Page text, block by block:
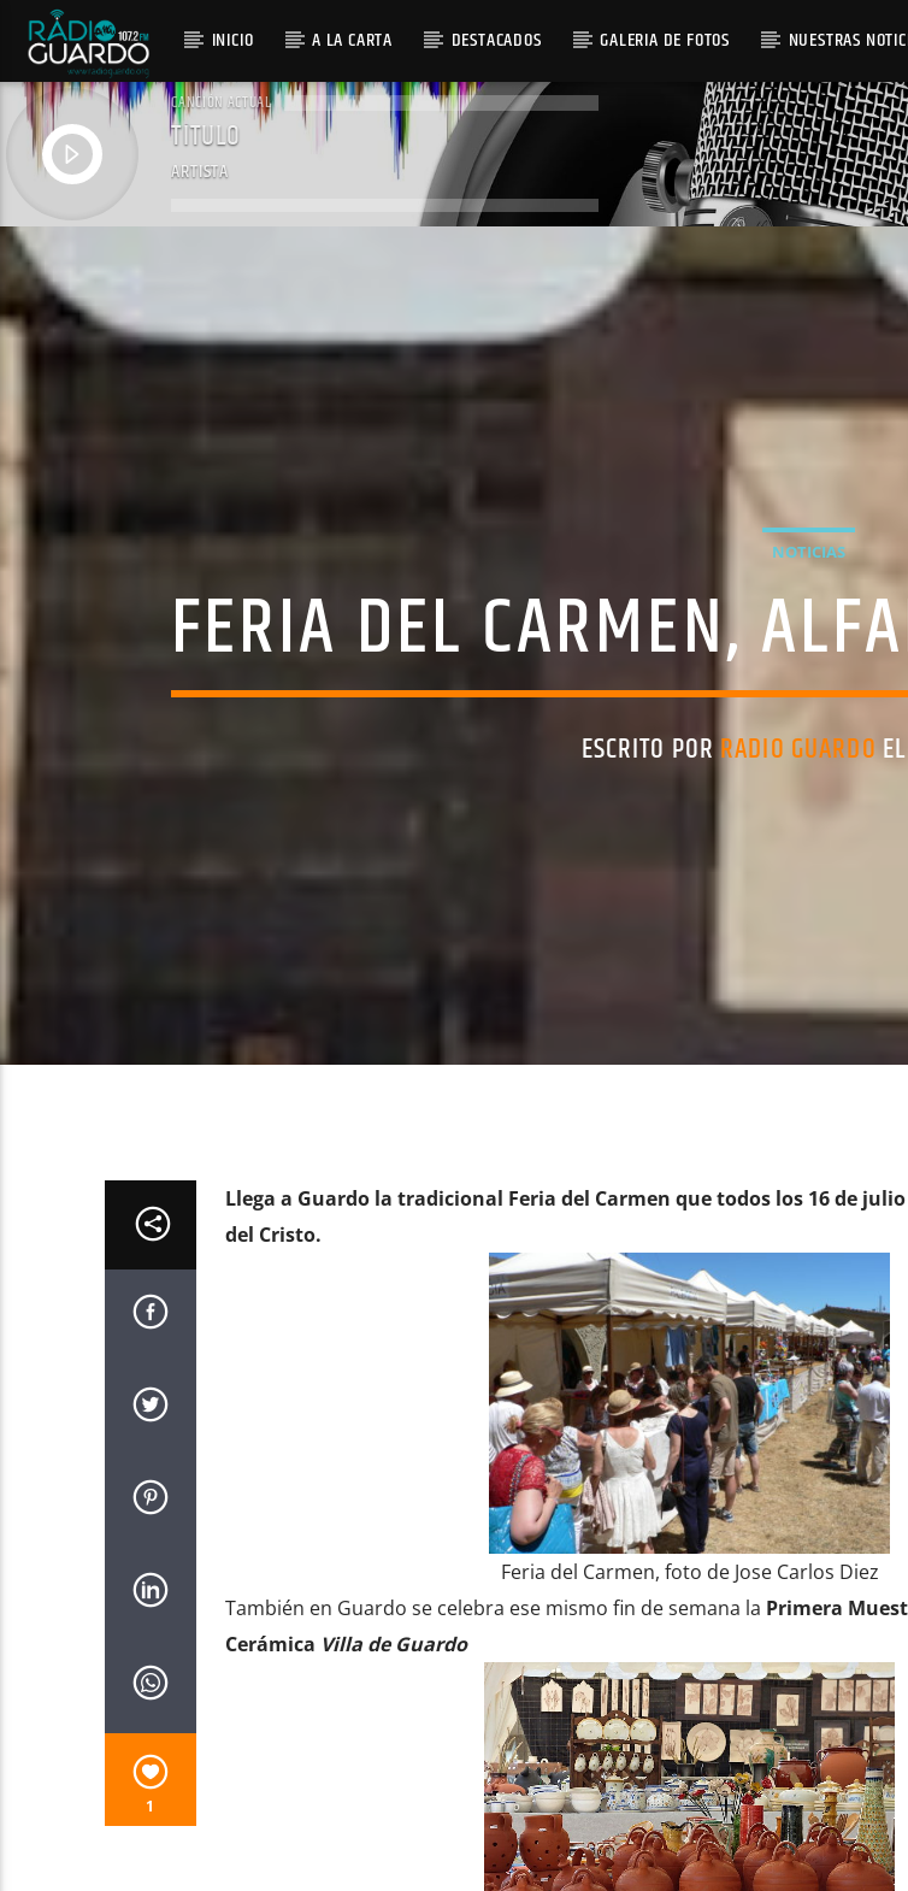
INICIO A LA CARTA DESTACADOS GALERIA DE FOTOS NUESTRAS
CANCIÓN ACTUAL
TÍTULO
ARTISTA
NOTICIAS
FERIA DEL CARMEN,
ESCRITO POR RADIO GUARDO
1
Llega a Guardo la tradicional Feria del Carmen que todos los 16 de
del Cristo.
Feria del Carmen, foto de Jose Carlos Diez
También en Guardo se celebra ese mismo fin de semana la Primera
Cerámica Villa de Guardo